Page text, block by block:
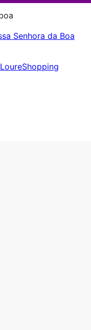
Senhora da Boa